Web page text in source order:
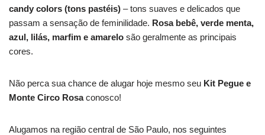
candy colors (tons pastéis) – tons suaves e delicados que
passam a sensação de feminilidade. Rosa bebê, verde menta,
azul, lilás, marfim e amarelo são geralmente as principais
cores.
Não perca sua chance de alugar hoje mesmo seu Kit Pegue e
Monte Circo Rosaconosco!
Alugamos na região central de São Paulo, nos seguintes